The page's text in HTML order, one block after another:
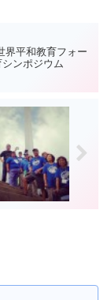
界平和教育フォー
ンポジウム